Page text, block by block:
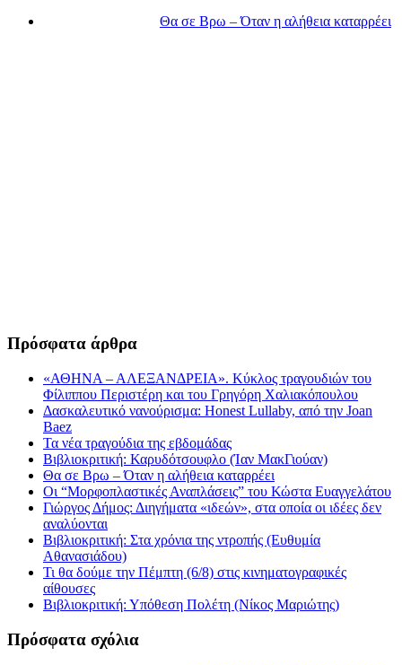
Θα σε Βρω – Όταν η αλήθεια καταρρέει
Πρόσφατα άρθρα
«ΑΘΗΝΑ – ΑΛΕΞΑΝΔΡΕΙΑ». Κύκλος τραγουδιών του
Φίλιππου Περιστέρη και του Γρηγόρη Χαλιακόπουλου
Δασκαλευτικό νανούρισμα: Honest Lullaby, από την Joan
Baez
Τα νέα τραγούδια της εβδομάδας
Βιβλιοκριτική: Καρυδότσουφλο (Ίαν ΜακΓιούαν)
Θα σε Βρω – Όταν η αλήθεια καταρρέει
Οι “Μορφοπλαστικές Αναπλάσεις” του Κώστα Ευαγγελάτου
Γιώργος Δήμος: Διηγήματα «ιδεών», στα οποία οι ιδέες δεν
αναλύονται
Βιβλιοκριτική: Στα χρόνια της ντροπής (Ευθυμία
Αθανασιάδου)
Τι θα δούμε την Πέμπτη (6/8) στις κινηματογραφικές
αίθουσες
Βιβλιοκριτική: Υπόθεση Πολέτη (Νίκος Μαριώτης)
Πρόσφατα σχόλια